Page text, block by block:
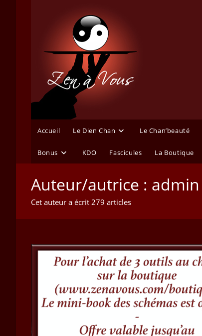
Accueil Le Dien Chan Le Chan’beauté
Bonus KDO Fascicules La Boutique
Auteur/autrice : admin
Cet auteur a écrit 279 articles